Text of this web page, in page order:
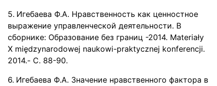
Игебаева Ф.А. Нравственность как ценностное
выражение управленческой деятельности. В
сборнике: Образование без границ -2014. Materiały
X międzynarodowej naukowi-praktycznej konferencji.
2014.- С. 88-90.
Игебаева Ф.А. Значение нравственного фактора в